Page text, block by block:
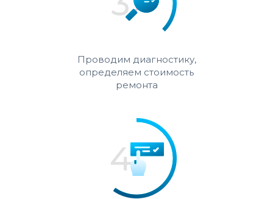
Проводим диагностику,
определяем стоимость
ремонта